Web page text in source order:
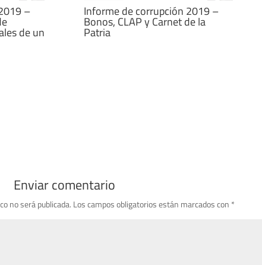
–
de un
Informe de corrupción 2019 –
Bonos, CLAP y Carnet de la
Patria
Enviar comentario
no será publicada. Los campos obligatorios están marcados con *